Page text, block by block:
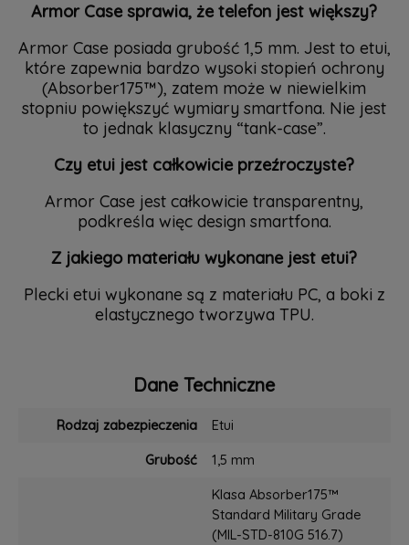
Armor Case sprawia, że telefon jest większy?
Armor Case posiada grubość 1,5 mm. Jest to etui,
które zapewnia bardzo wysoki stopień ochrony
(Absorber175™), zatem może w niewielkim
stopniu powiększyć wymiary smartfona. Nie jest
to jednak klasyczny “tank-case”.
Czy etui jest całkowicie przeźroczyste?
Armor Case jest całkowicie transparentny,
podkreśla więc design smartfona.
Z jakiego materiału wykonane jest etui?
Plecki etui wykonane są z materiału PC, a boki z
elastycznego tworzywa TPU.
Dane Techniczne
Rodzaj zabezpieczenia
Etui
Grubość
1,5 mm
Klasa Absorber175™
Standard Military Grade
(MIL-STD-810G 516.7)